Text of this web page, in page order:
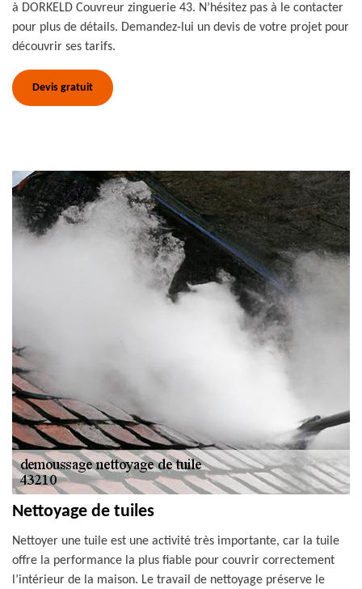
à DORKELD Couvreur zinguerie 43. N’hésitez pas à le contacter
pour plus de détails. Demandez-lui un devis de votre projet pour
découvrir ses tarifs.
Devis gratuit
Nettoyage de tuiles
Nettoyer une tuile est une activité très importante, car la tuile
offre la performance la plus fiable pour couvrir correctement
l’intérieur de la maison. Le travail de nettoyage préserve le